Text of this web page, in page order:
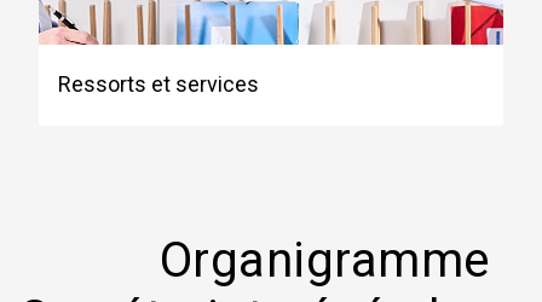
Ressorts et services
Organigramme